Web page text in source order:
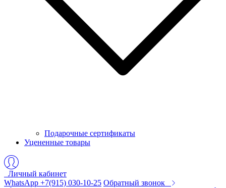
Подарочные сертификаты
Уцененные товары
Личный кабинет
WhatsApp +7(915) 030-10-25 Обратный звонок